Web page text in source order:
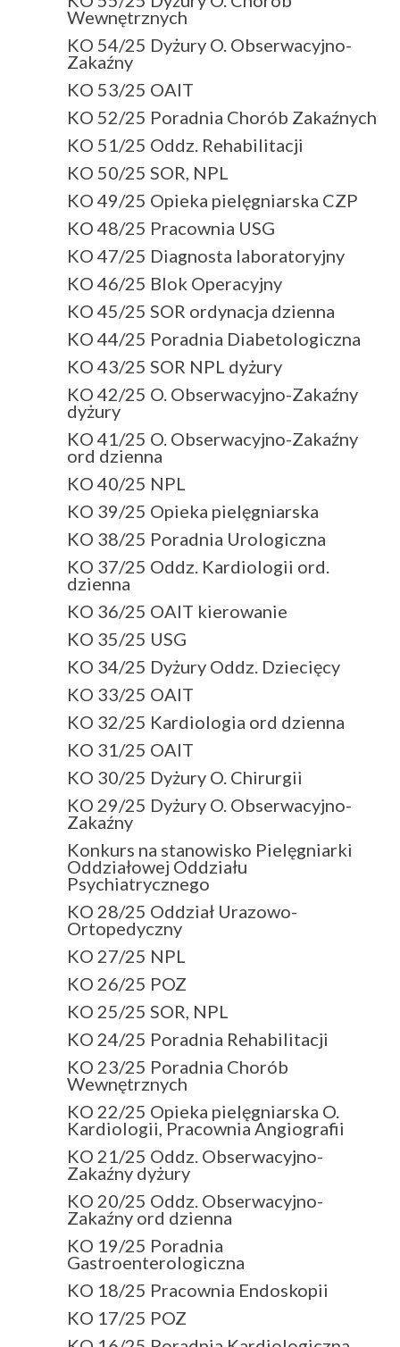
Wewnętrznych
KO 54/25 Dyżury O. Obserwacyjno-
Zakaźny
KO 53/25 OAIT
KO 52/25 Poradnia Chorób Zakaźnych
KO 51/25 Oddz. Rehabilitacji
KO 50/25 SOR, NPL
KO 49/25 Opieka pielęgniarska CZP
KO 48/25 Pracownia USG
KO 47/25 Diagnosta laboratoryjny
KO 46/25 Blok Operacyjny
KO 45/25 SOR ordynacja dzienna
KO 44/25 Poradnia Diabetologiczna
KO 43/25 SOR NPL dyżury
KO 42/25 O. Obserwacyjno-Zakaźny
dyżury
KO 41/25 O. Obserwacyjno-Zakaźny
ord dzienna
KO 40/25 NPL
KO 39/25 Opieka pielęgniarska
KO 38/25 Poradnia Urologiczna
KO 37/25 Oddz. Kardiologii ord.
dzienna
KO 36/25 OAIT kierowanie
KO 35/25 USG
KO 34/25 Dyżury Oddz. Dziecięcy
KO 33/25 OAIT
KO 32/25 Kardiologia ord dzienna
KO 31/25 OAIT
KO 30/25 Dyżury O. Chirurgii
KO 29/25 Dyżury O. Obserwacyjno-
Zakaźny
Konkurs na stanowisko Pielęgniarki
Oddziałowej Oddziału
Psychiatrycznego
KO 28/25 Oddział Urazowo-
Ortopedyczny
KO 27/25 NPL
KO 26/25 POZ
KO 25/25 SOR, NPL
KO 24/25 Poradnia Rehabilitacji
KO 23/25 Poradnia Chorób
Wewnętrznych
KO 22/25 Opieka pielęgniarska O.
Kardiologii, Pracownia Angiografii
KO 21/25 Oddz. Obserwacyjno-
Zakaźny dyżury
KO 20/25 Oddz. Obserwacyjno-
Zakaźny ord dzienna
KO 19/25 Poradnia
Gastroenterologiczna
KO 18/25 Pracownia Endoskopii
KO 17/25 POZ